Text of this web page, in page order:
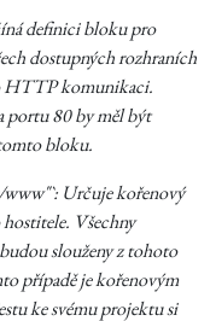
definici bloku pro
dostupných rozhraních
HTTP komunikaci.
portu 80 by měl být
bloku.
Určuje kořenový
Všechny
slouženy z tohoto
případě je kořenovým
ke svému projektu si